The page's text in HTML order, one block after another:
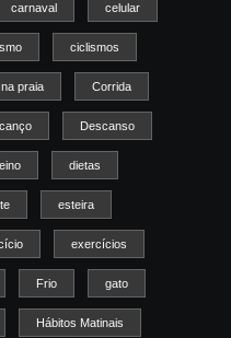
carnaval celular
ciclismos
praia Corrida
Descanso
dietas
esteira
exercícios
Frio gato
Hábitos Matinais